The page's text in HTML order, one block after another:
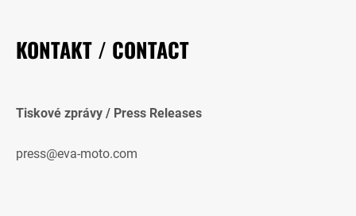
KONTAKT / CONTACT
Tiskové zprávy / Press Releases
press@eva-moto.com